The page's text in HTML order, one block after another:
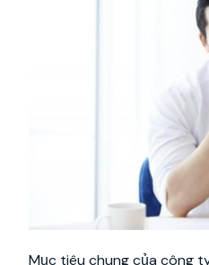
Mục tiêu chung của công